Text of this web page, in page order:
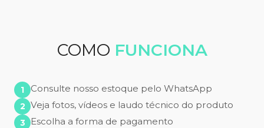
COMO FUNCIONA
Consulte nosso estoque pelo WhatsApp
Veja fotos, vídeos e laudo técnico do produto
Escolha a forma de pagamento